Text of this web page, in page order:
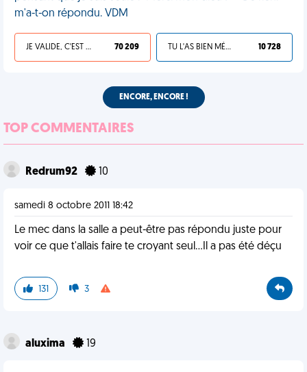
m'a-t-on répondu. VDM
JE VALIDE, C'EST UNE VDM 70 209 TU L'AS BIEN MÉRITÉ 10 728
ENCORE, ENCORE !
TOP COMMENTAIRES
Redrum92 10
samedi 8 octobre 2011 18:42
Le mec dans la salle a peut-être pas répondu juste pour
voir ce que t'allais faire te croyant seul...Il a pas été déçu
131 3
aluxima 19